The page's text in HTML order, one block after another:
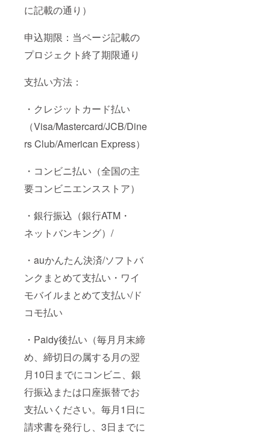
に記載の通り）
申込期限：当ページ記載の
プロジェクト終了期限通り
支払い方法：
・クレジットカード払い
（Visa/Mastercard/JCB/Dine
rs Club/American Express）
・コンビニ払い（全国の主
要コンビニエンスストア）
・銀行振込（銀行ATM・
ネットバンキング）/
・auかんたん決済/ソフトバ
ンクまとめて支払い・ワイ
モバイルまとめて支払い/ド
コモ払い
・Paidy後払い（毎月月末締
め、締切日の属する月の翌
月10日までにコンビニ、銀
行振込または口座振替でお
支払いください。毎月1日に
請求書を発行し、3日までに